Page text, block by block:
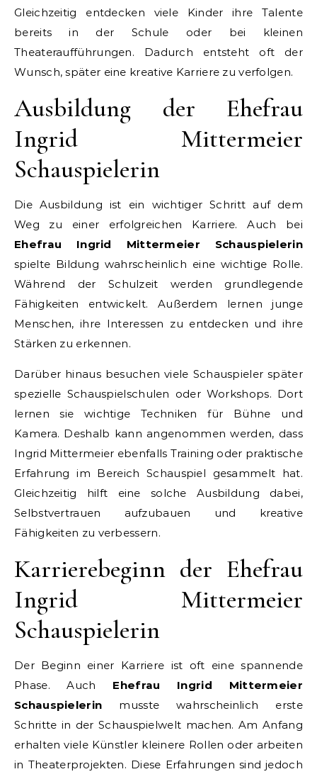
Gleichzeitig entdecken viele Kinder ihre Talente
bereits in der Schule oder bei kleinen
Theateraufführungen. Dadurch entsteht oft der
Wunsch, später eine kreative Karriere zu verfolgen.
Ausbildung der Ehefrau
Ingrid Mittermeier
Schauspielerin
Die Ausbildung ist ein wichtiger Schritt auf dem
Weg zu einer erfolgreichen Karriere. Auch bei
Ehefrau Ingrid Mittermeier Schauspielerin
spielte Bildung wahrscheinlich eine wichtige Rolle.
Während der Schulzeit werden grundlegende
Fähigkeiten entwickelt. Außerdem lernen junge
Menschen, ihre Interessen zu entdecken und ihre
Stärken zu erkennen.
Darüber hinaus besuchen viele Schauspieler später
spezielle Schauspielschulen oder Workshops. Dort
lernen sie wichtige Techniken für Bühne und
Kamera. Deshalb kann angenommen werden, dass
Ingrid Mittermeier ebenfalls Training oder praktische
Erfahrung im Bereich Schauspiel gesammelt hat.
Gleichzeitig hilft eine solche Ausbildung dabei,
Selbstvertrauen aufzubauen und kreative
Fähigkeiten zu verbessern.
Karrierebeginn der Ehefrau
Ingrid Mittermeier
Schauspielerin
Der Beginn einer Karriere ist oft eine spannende
Phase. Auch Ehefrau Ingrid Mittermeier
Schauspielerin musste wahrscheinlich erste
Schritte in der Schauspielwelt machen. Am Anfang
erhalten viele Künstler kleinere Rollen oder arbeiten
in Theaterprojekten. Diese Erfahrungen sind jedoch